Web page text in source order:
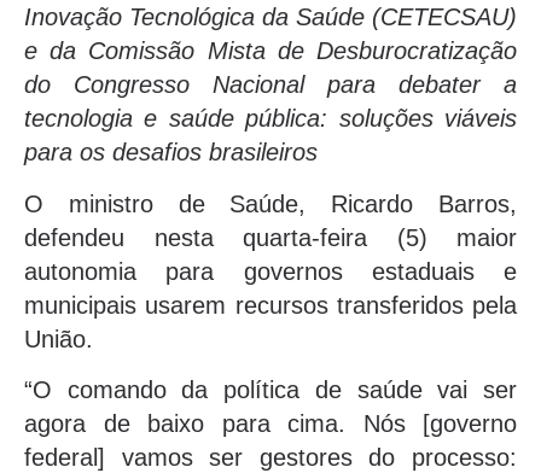
Inovação Tecnológica da Saúde (CETECSAU)
e da Comissão Mista de Desburocratização
do Congresso Nacional para debater a
tecnologia e saúde pública: soluções viáveis
para os desafios brasileiros
O ministro de Saúde, Ricardo Barros,
defendeu nesta quarta-feira (5) maior
autonomia para governos estaduais e
municipais usarem recursos transferidos pela
União.
“O comando da política de saúde vai ser
agora de baixo para cima. Nós [governo
federal] vamos ser gestores do processo: